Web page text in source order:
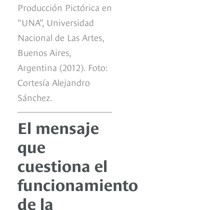
Producción Pictórica en
“UNA”, Universidad
Nacional de Las Artes,
Buenos Aires,
Argentina (2012). Foto:
Cortesía Alejandro
Sánchez.
El mensaje
que
cuestiona el
funcionamiento
de la